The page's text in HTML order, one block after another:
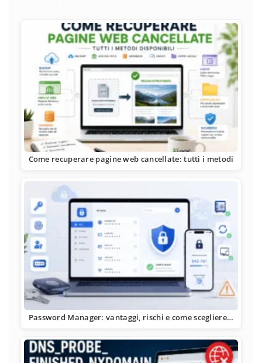
Come recuperare pagine web cancellate: tutti i metodi
Password Manager: vantaggi, rischi e come scegliere…